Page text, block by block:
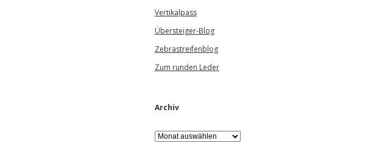
Vertikalpass
Übersteiger-Blog
Zebrastreifenblog
Zum runden Leder
Archiv
A